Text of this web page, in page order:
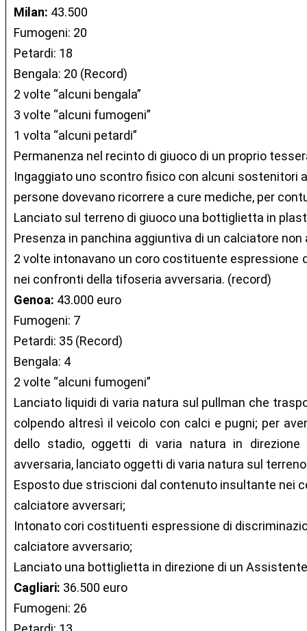
Milan: 43.500
Fumogeni: 20
Petardi: 18
Bengala: 20 (Record)
2 volte “alcuni bengala”
3 volte “alcuni fumogeni”
1 volta “alcuni petardi”
Permanenza nel recinto di giuoco di un proprio
Ingaggiato uno scontro fisico con alcuni sostenitori
persone dovevano ricorrere a cure mediche, per
Lanciato sul terreno di giuoco una bottiglietta in
Presenza in panchina aggiuntiva di un calciatore
2 volte intonavano un coro costituente espressione
nei confronti della tifoseria avversaria. (record)
Genoa: 43.000 euro
Fumogeni: 7
Petardi: 35 (Record)
Bengala: 4
2 volte “alcuni fumogeni”
Lanciato liquidi di varia natura sul pullman che
colpendo altresì il veicolo con calci e pugni; per
dello stadio, oggetti di varia natura in direzione
avversaria, lanciato oggetti di varia natura sul
Esposto due striscioni dal contenuto insultante nei
calciatore avversari;
Intonato cori costituenti espressione di
calciatore avversario;
Lanciato una bottiglietta in direzione di un
Cagliari: 36.500 euro
Fumogeni: 26